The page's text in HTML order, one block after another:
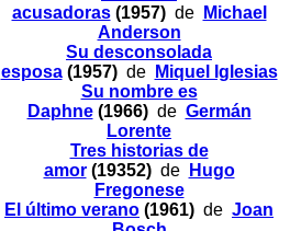
acusadoras(1957) de
Michael
Anderson
Su desconsolada
esposa(1957) de
Miquel Iglesias
Su nombre es
Daphne(1966) de Germán
Lorente
Tres historias de
amor(19352) de
Hugo
Fregonese
El último verano (1961) de Joan